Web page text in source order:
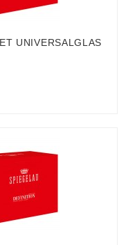
UNIVERSALGLAS